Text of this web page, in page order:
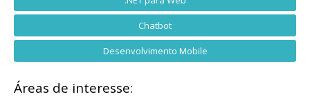
Chatbot
Desenvolvimento Mobile
Áreas de interesse: